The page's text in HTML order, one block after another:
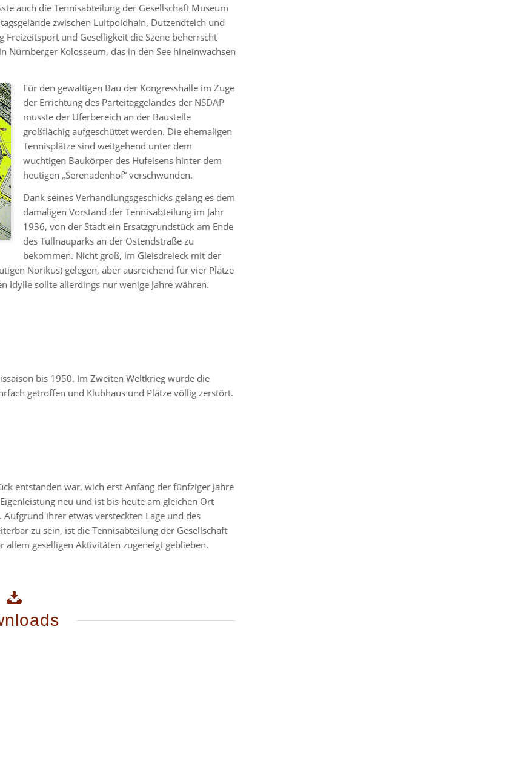
auch die Tennisabteilung der Gesellschaft Museum
zwischen Luitpoldhain, Dutzendteich und
Freizeitsport und Geselligkeit die Szene beherrscht
Nürnberger Kolosseum, das in den See hineinwachsen
Für den gewaltigen Bau der Kongresshalle im Zuge
der Errichtung des Parteitaggeländes der NSDAP
musste der Uferbereich an der Baustelle
großflächig aufgeschüttet werden. Die ehemaligen
Tennisplätze sind weitgehend unter dem
wuchtigen Baukörper des Hufeisens hinter dem
heutigen „Serenadenhof“ verschwunden.
Dank seines Verhandlungsgeschicks gelang es dem
damaligen Vorstand der Tennisabteilung im Jahr
1936, von der Stadt ein Ersatzgrundstück am Ende
des Tullnauparks an der Ostendstraße zu
bekommen. Nicht groß, im Gleisdreieck mit der
Norikus) gelegen, aber ausreichend für vier Plätze
Idylle sollte allerdings nur wenige Jahre währen.
bis 1950. Im Zweiten Weltkrieg wurde die
getroffen und Klubhaus und Plätze völlig zerstört.
entstanden war, wich erst Anfang der fünfziger Jahre
neu und ist bis heute am gleichen Ort
ihrer etwas versteckten Lage und des
zu sein, ist die Tennisabteilung der Gesellschaft
geselligen Aktivitäten zugeneigt geblieben.